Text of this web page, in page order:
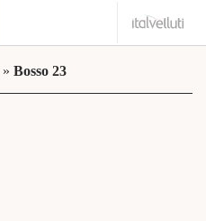
» Bosso 23